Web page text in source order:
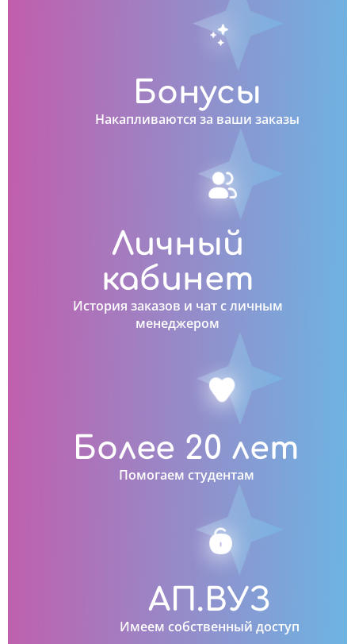
Бонусы
Накапливаются за ваши заказы
Личный
кабинет
История заказов и чат с личным
менеджером
Более 20 лет
Помогаем студентам
АП.ВУЗ
Имеем собственный доступ